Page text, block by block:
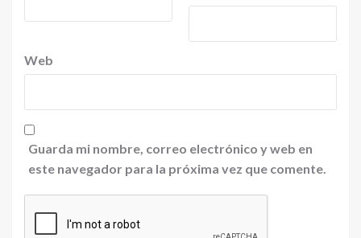
Web
Guarda mi nombre, correo electrónico y web en
este navegador para la próxima vez que comente.